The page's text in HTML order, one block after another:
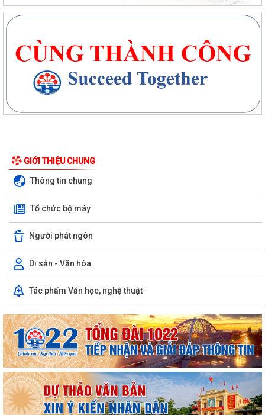
GIỚI THIỆU CHUNG
Thông tin chung
Tổ chức bộ máy
Người phát ngôn
Di sản - Văn hóa
Tác phẩm Văn học, nghệ thuật